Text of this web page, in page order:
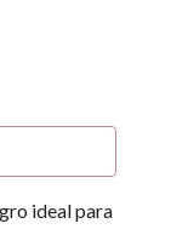
ideal para